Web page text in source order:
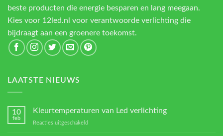
beste producten die energie besparen en lang meegaan.
Kies voor 12led.nl voor verantwoorde verlichting die
bijdraagt aan een groenere toekomst.
LAATSTE NIEUWS
10
feb
Kleurtemperaturen van Led verlichting
Reacties uitgeschakeld